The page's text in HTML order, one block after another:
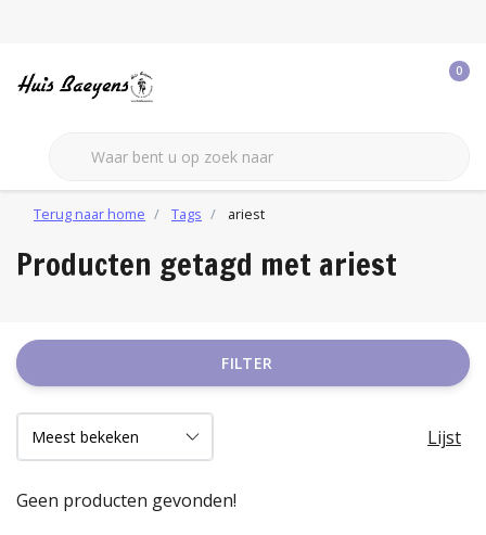
0
Terug naar home Tags ariest
Producten getagd met ariest
FILTER
Lijst
Geen producten gevonden!